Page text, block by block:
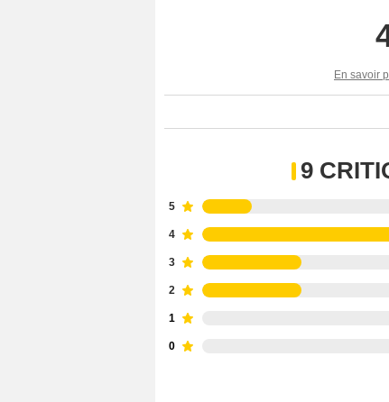
En savoir
9
5
4
3
2
1
0